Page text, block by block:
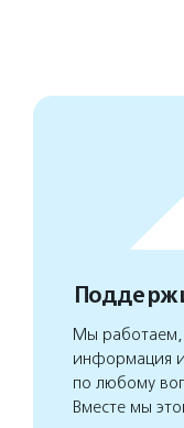
Мы работаем,
информация
по любому
Вместе мы